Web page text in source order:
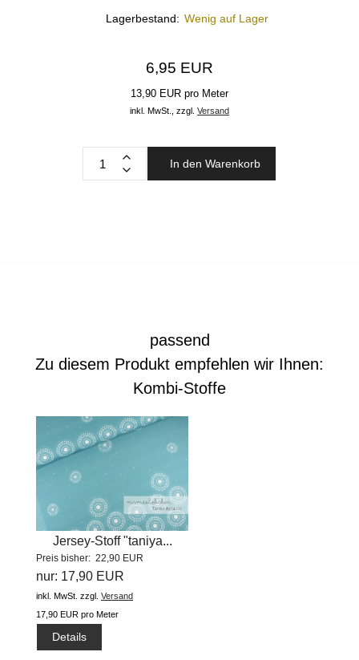
Lagerbestand: Wenig auf Lager
6,95 EUR
13,90 EUR pro Meter
inkl. MwSt., zzgl. Versand
In den Warenkorb
passend
Zu diesem Produkt empfehlen wir Ihnen:
Kombi-Stoffe
Jersey-Stoff "taniya...
Preis bisher: 22,90 EUR
nur: 17,90 EUR
inkl. MwSt. zzgl. Versand
17,90 EUR pro Meter
Details